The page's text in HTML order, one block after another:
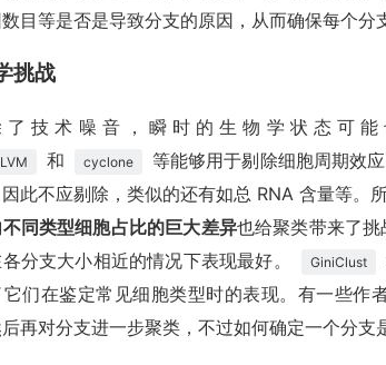
目等是否是导致分支的原因，从而确保每个分
挑战
了技术噪音，瞬时的生物学状态可
和 cyclone
等能够用于剔除细胞周期效
此不应剔除，类似的还有如总 RNA 含量等。
同类型细胞占比的巨大差异也给聚类带来了
分支大小相近的情况下表现最好。
GiniClust
们在鉴定常见细胞类型时的表现。有一些作
再对分支进一步聚类，不过如何确定一个分支